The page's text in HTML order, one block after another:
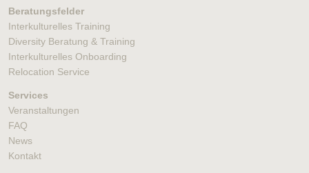
Beratungsfelder
Interkulturelles Training
Diversity Beratung & Training
Interkulturelles Onboarding
Relocation Service
Services
Veranstaltungen
FAQ
News
Kontakt